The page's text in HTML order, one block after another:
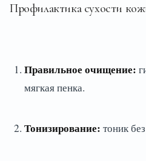
Профилактика сухости
Правильное очищение:
мягкая пенка.
Тонизирование: тоник